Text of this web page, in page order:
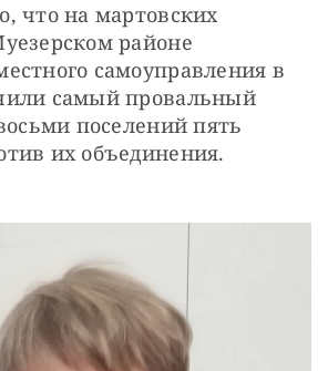
что на мартовских
районе
самоуправления в
самый провальный
поселений пять
их объединения.